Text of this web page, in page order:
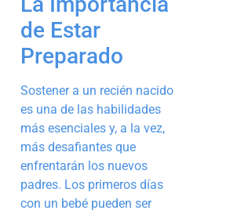
de Estar
Preparado
Sostener a un recién nacido
es una de las habilidades
más esenciales y, a la vez,
más desafiantes que
enfrentarán los nuevos
padres. Los primeros días
con un bebé pueden ser